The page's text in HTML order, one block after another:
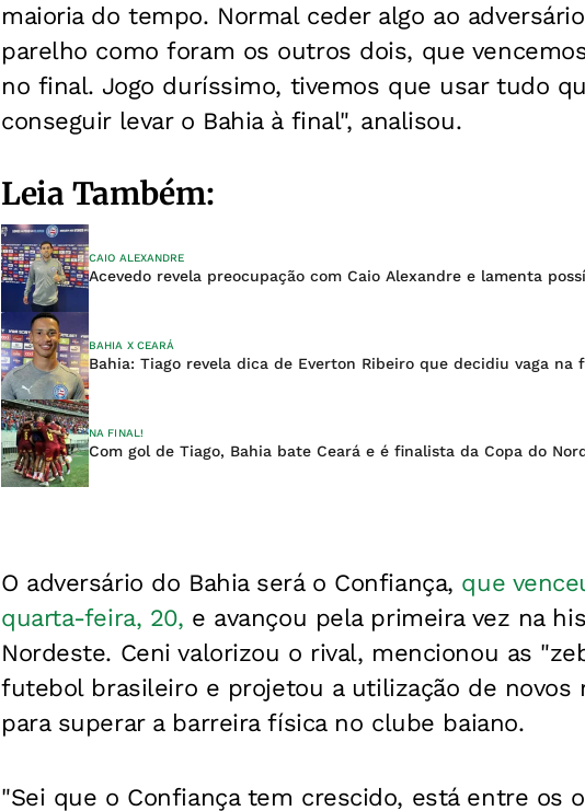
maioria do tempo. Normal ceder algo ao
parelho como foram os outros dois, que
no final. Jogo duríssimo, tivemos que usar tudo
conseguir levar o Bahia à final", analisou.
Leia Também:
CAIO ALEXANDRE
Acevedo revela preocupação com Caio Alexandre e lamenta
BAHIA X CEARÁ
Bahia: Tiago revela dica de Everton Ribeiro que decidiu vaga na
NA FINAL!
Com gol de Tiago, Bahia bate Ceará e é finalista da Copa do
O adversário do Bahia será o Confiança, que
quarta-feira, 20, e avançou pela primeira vez na
Nordeste. Ceni valorizou o rival, mencionou as
futebol brasileiro e projetou a utilização de novos
para superar a barreira física no clube baiano.
"Sei que o Confiança tem crescido, está entre os